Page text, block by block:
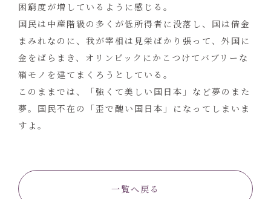
困窮度が増しているように感じる。
国民は中産階級の多くが低所得者に没落し、国は借金
まみれなのに、我が宰相は見栄ばかり張って、外国に
金をばらまき、オリンピックにかこつけてバブリーな
箱モノを建てまくろうとしている。
このままでは、「強くて美しい国日本」など夢のまた
夢。国民不在の「歪で醜い国日本」になってしまいま
すよ。
一覧へ戻る